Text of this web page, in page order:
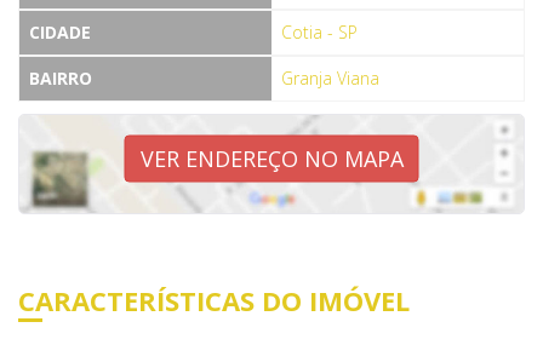
CIDADE
Cotia - SP
BAIRRO
Granja Viana
VER ENDEREÇO NO MAPA
CARACTERÍSTICAS DO IMÓVEL